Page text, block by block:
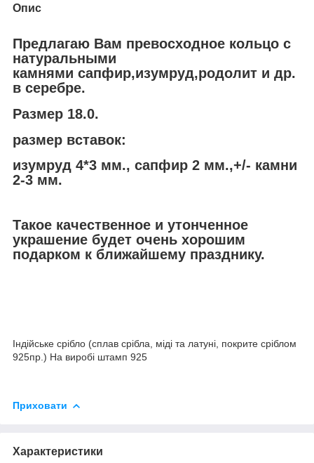
Опис
Предлагаю Вам превосходное кольцо с
натуральными
камнями сапфир,изумруд,родолит и др.
в серебре.
Размер 18.0.
размер вставок:
изумруд 4*3 мм., сапфир 2 мм.,+/- камни
2-3 мм.
Такое качественное и утонченное
украшение будет очень хорошим
подарком к ближайшему празднику.
Індійське срібло (сплав срібла, міді та латуні, покрите сріблом
925пр.) На виробі штамп 925
Приховати
Характеристики